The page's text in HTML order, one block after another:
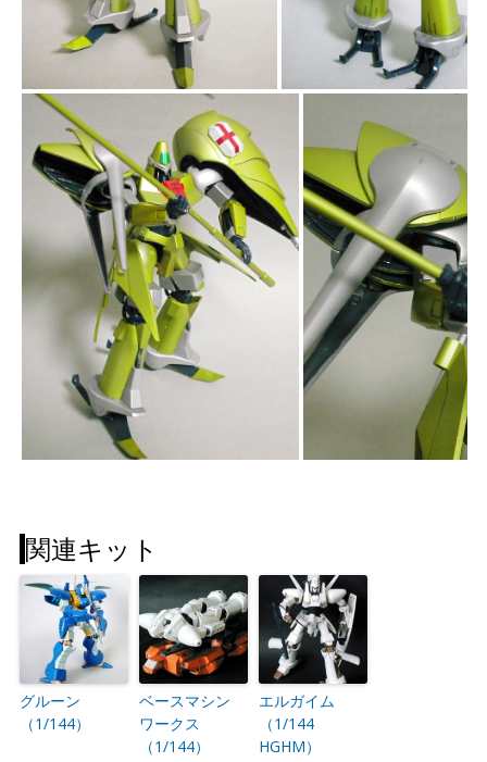
関連キット
グルーン
（1/144）
ベースマシン
ワークス
（1/144）
エルガイム
（1/144
HGHM）